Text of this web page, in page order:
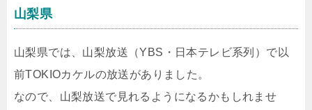
山梨県
山梨県では、山梨放送（YBS・日本テレビ系列）で以
前TOKIOカケルの放送がありました。
なので、山梨放送で見れるようになるかもしれませ